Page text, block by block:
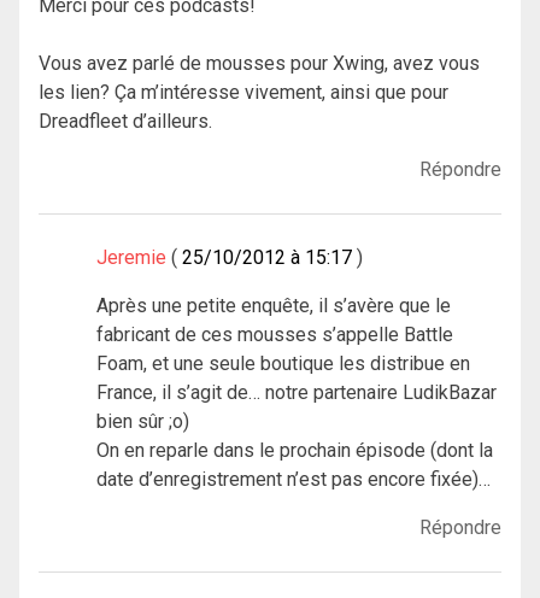
Merci pour ces podcasts!
Vous avez parlé de mousses pour Xwing, avez vous
les lien? Ça m’intéresse vivement, ainsi que pour
Dreadfleet d’ailleurs.
Répondre
Jeremie 25/10/2012 à 15:17
Après une petite enquête, il s’avère que le
fabricant de ces mousses s’appelle Battle
Foam, et une seule boutique les distribue en
France, il s’agit de… notre partenaire LudikBazar
bien sûr ;o)
On en reparle dans le prochain épisode (dont la
date d’enregistrement n’est pas encore fixée)…
Répondre